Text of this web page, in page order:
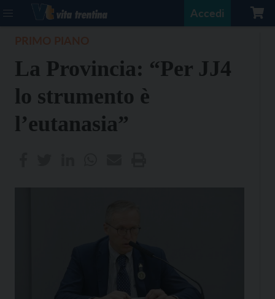
Accedi
La Provincia: “Per JJ4
lo strumento è
l’eutanasia”